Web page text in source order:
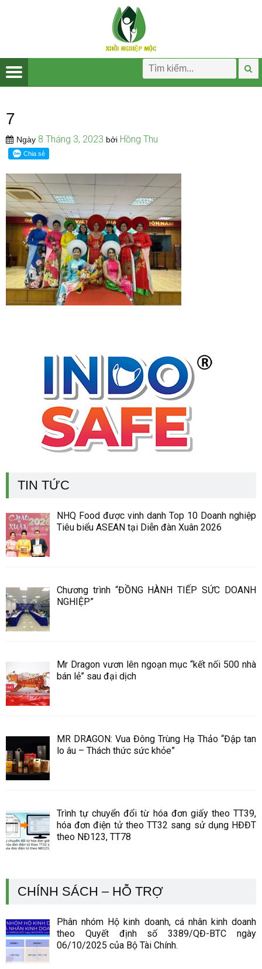
7
Ngày 8 Tháng 3, 2023 bởi Hồng Thu
TIN TỨC
NHQ Food được vinh danh Top 10 Doanh nghiệp
Tiêu biểu ASEAN tại Diễn đàn Xuân 2026
Chương trình “ĐỒNG HÀNH TIẾP SỨC DOANH
NGHIỆP”
Mr Dragon vươn lên ngoạn mục “kết nối 500 nhà
bán lẻ” sau đại dịch
MR DRAGON: Vua Đông Trùng Hạ Thảo “Đập tan
lo âu – Thách thức sức khỏe”
Trình tự chuyển đổi từ hóa đơn giấy theo TT39,
hóa đơn điện tử theo TT32 sang sử dụng HĐĐT
theo NĐ123, TT78
CHÍNH SÁCH – HỖ TRỢ
Phân nhóm Hộ kinh doanh, cá nhân kinh doanh
theo Quyết định số 3389/QĐ-BTC ngày
06/10/2025 của Bộ Tài Chính.